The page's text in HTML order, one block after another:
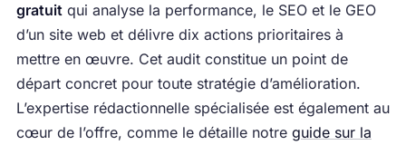
gratuitqui analyse la performance, le SEO et le GEO
d’un site web et délivre dix actions prioritaires à
mettre en œuvre. Cet audit constitue un point de
départ concret pour toute stratégie d’amélioration.
L’expertise rédactionnelle spécialisée est également au
cœur de l’offre, comme le détaille notre guide sur la